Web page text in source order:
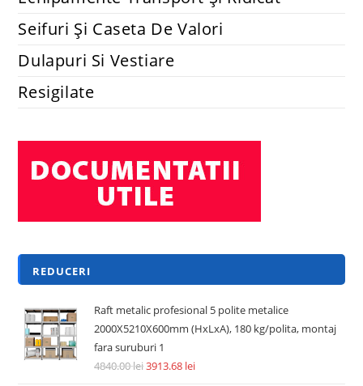
Seifuri Și Caseta De Valori
Dulapuri Si Vestiare
Resigilate
REDUCERI
Raft metalic profesional 5 polite metalice
2000X5210X600mm (HxLxA), 180 kg/polita, montaj
fara suruburi 1
4840.00lei3913.68 lei